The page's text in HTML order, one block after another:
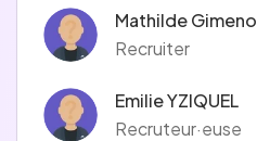
Mathilde Gimeno
Recruiter
Emilie YZIQUEL
Recruteur·euse